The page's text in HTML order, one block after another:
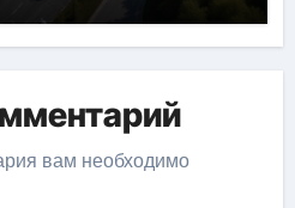
вам необходимо